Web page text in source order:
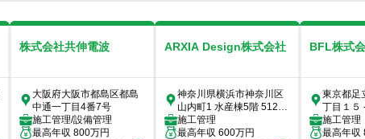
株式会社共伸電波
大阪府大阪市都島区都島
中通一丁目4番7号
施工管理/設備管理
最高年収 800万円
ARXIA Design株式会社
神奈川県横浜市神奈川区
山内町1 水産棟5階 512号
室
施工管理
最高年収 600万円
BFL株式
東京都足
丁目１５
施工管理
最高年収